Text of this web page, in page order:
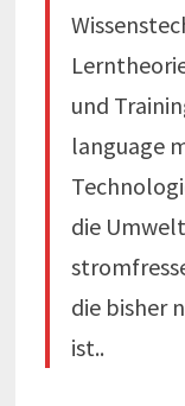
und
language
die
die bisher
ist..